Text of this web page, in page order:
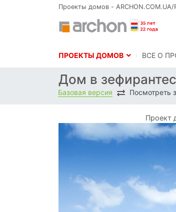
Проекты домов - ARCHON.COM.UA/
ПРОЕКТЫ ДОМОВ BСЕ О
Дом в
Базовая версия Посмотреть
Проект